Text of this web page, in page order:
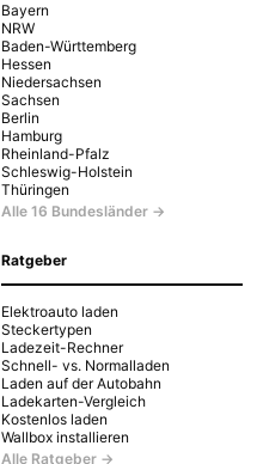
Bayern
NRW
Baden-Württemberg
Hessen
Niedersachsen
Sachsen
Berlin
Hamburg
Rheinland-Pfalz
Schleswig-Holstein
Thüringen
Alle 16 Bundesländer →
Ratgeber
Elektroauto laden
Steckertypen
Ladezeit-Rechner
Schnell- vs. Normalladen
Laden auf der Autobahn
Ladekarten-Vergleich
Kostenlos laden
Wallbox installieren
Alle Ratgeber →